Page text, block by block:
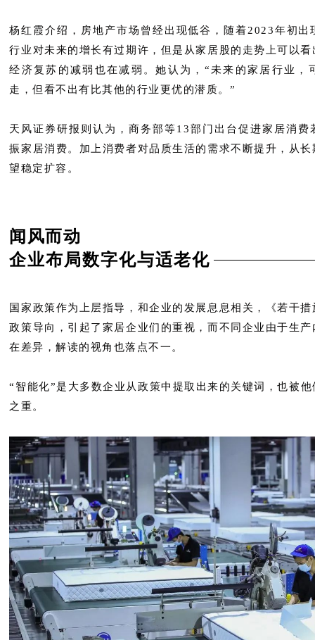
杨红霞介绍，房地产市场曾经出现低谷，随着2023年初出
行业对未来的增长有过期许，但是从家居股的走势上可以
经济复苏的减弱也在减弱。她认为，“未来的家居行业，
走，但看不出有比其他的行业更优的潜质。”
天风证券研报则认为，商务部等13部门出台促进家居消费
振家居消费。加上消费者对品质生活的需求不断提升，从
望稳定扩容。
闻风而动
企业布局数字化与适老化
国家政策作为上层指导，和企业的发展息息相关，《若干
政策导向，引起了家居企业们的重视，而不同企业由于生
在差异，解读的视角也落点不一。
“智能化”是大多数企业从政策中提取出来的关键词，也被
之重。